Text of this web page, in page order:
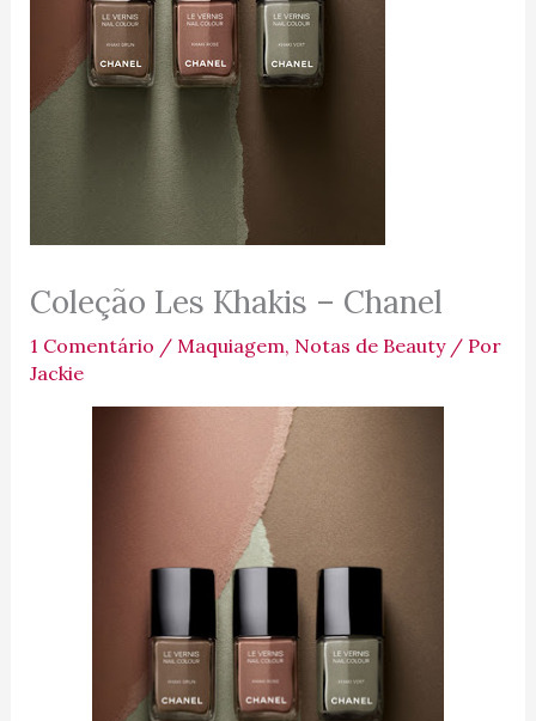
Coleção Les Khakis – Chanel
1 Comentário / Maquiagem, Notas de Beauty/ Por
Jackie